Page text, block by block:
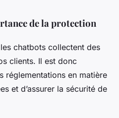
de la protection
chatbots collectent des
clients. Il est donc
réglementations en matière
et d’assurer la sécurité de